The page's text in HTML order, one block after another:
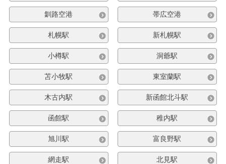
釧路空港 帯広空港
札幌駅 新札幌駅
小樽駅 洞爺駅
苫小牧駅 東室蘭駅
木古内駅 新函館北斗駅
函館駅 稚内駅
旭川駅 富良野駅
網走駅 北見駅